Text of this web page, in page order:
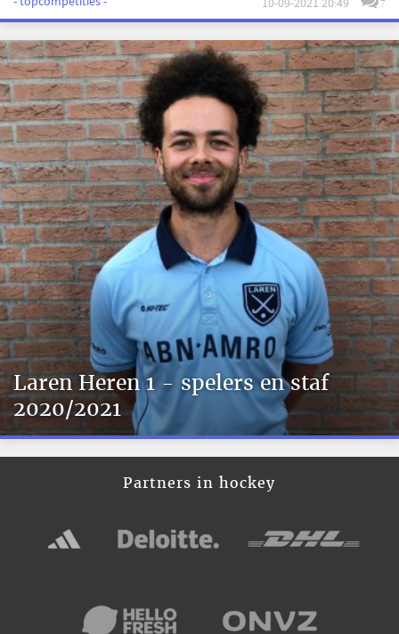
10-09-2021 20:49 7
Laren Heren 1 - spelers en staf
2020/2021
Partners in hockey